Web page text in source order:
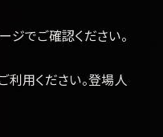
でご確認ください。
用ください。登場人